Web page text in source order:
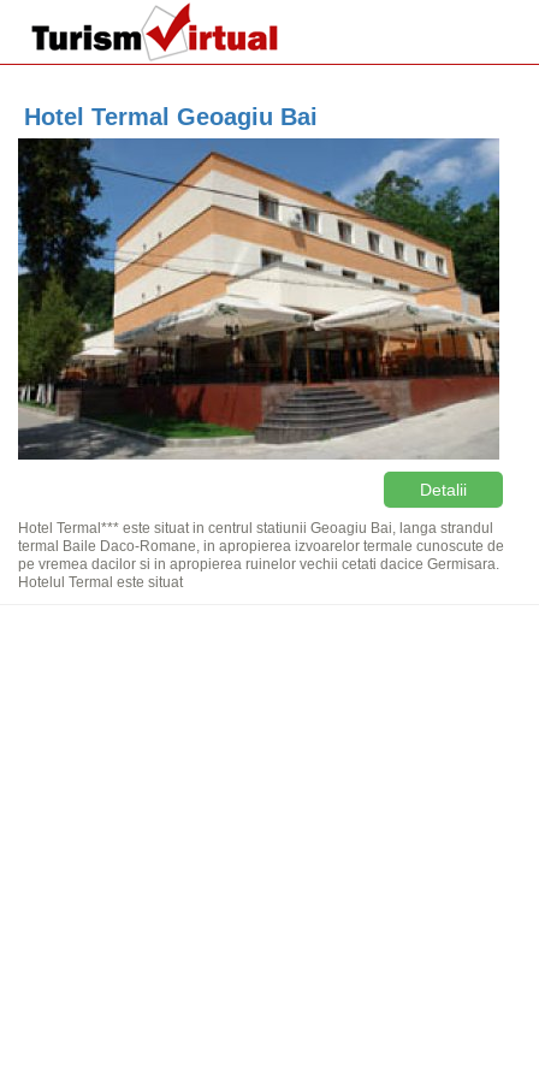
Hotel Termal Geoagiu Bai
Detalii
Hotel Termal*** este situat in centrul statiunii Geoagiu Bai, langa strandul
termal Baile Daco-Romane, in apropierea izvoarelor termale cunoscute de
pe vremea dacilor si in apropierea ruinelor vechii cetati dacice Germisara.
Hotelul Termal este situat